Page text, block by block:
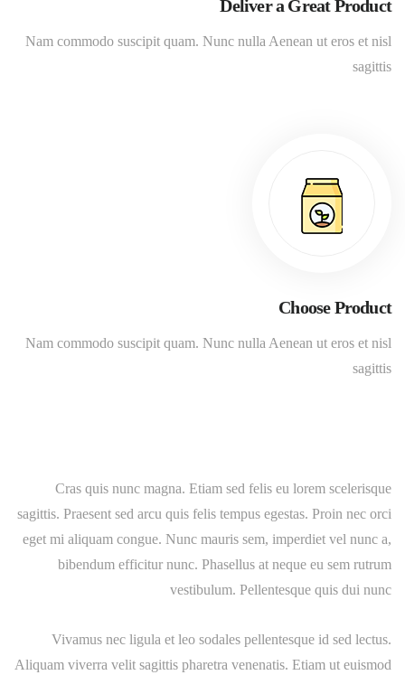
Deliver a Great Product
Nam commodo suscipit quam. Nunc nulla Aenean ut eros et nisl
sagittis
Choose Product
Nam commodo suscipit quam. Nunc nulla Aenean ut eros et nisl
sagittis
Cras quis nunc magna. Etiam sed felis eu lorem scelerisque
sagittis. Praesent sed arcu quis felis tempus egestas. Proin nec orci
eget mi aliquam congue. Nunc mauris sem, imperdiet vel nunc a,
bibendum efficitur nunc. Phasellus at neque eu sem rutrum
vestibulum. Pellentesque quis dui nunc
Vivamus nec ligula et leo sodales pellentesque id sed lectus.
Aliquam viverra velit sagittis pharetra venenatis. Etiam ut euismod